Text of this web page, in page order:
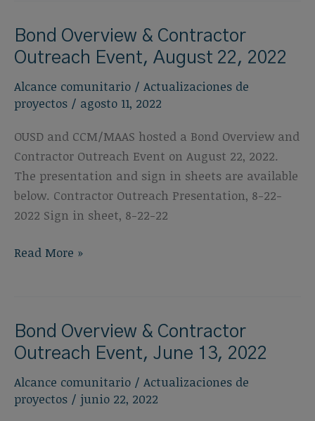
November
6,
Bond Overview & Contractor
Outreach Event, August 22, 2022
Alcance comunitario / Actualizaciones de
proyectos / agosto 11, 2022
OUSD and CCM/MAAS hosted a Bond Overview and
Contractor Outreach Event on August 22, 2022.
The presentation and sign in sheets are available
below. Contractor Outreach Presentation, 8-22-
2022 Sign in sheet, 8-22-22
Bond
Outreach
Event,
22,
2022
Read More »
Bond Overview & Contractor
Outreach Event, June 13, 2022
Alcance comunitario / Actualizaciones de
proyectos / junio 22, 2022